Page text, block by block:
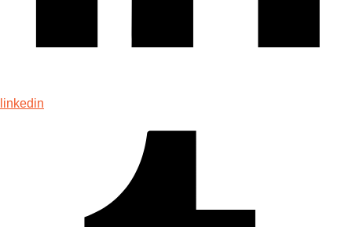
linkedin